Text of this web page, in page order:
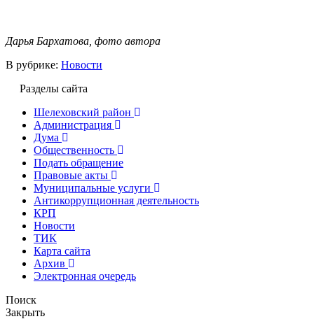
Дарья Бархатова, фото автора
В рубрике: Новости
Разделы сайта
Шелеховский район
Администрация
Дума
Общественность
Подать обращение
Правовые акты
Муниципальные услуги
Антикоррупционная деятельность
КРП
Новости
ТИК
Карта сайта
Архив
Электронная очередь
Поиск
Закрыть